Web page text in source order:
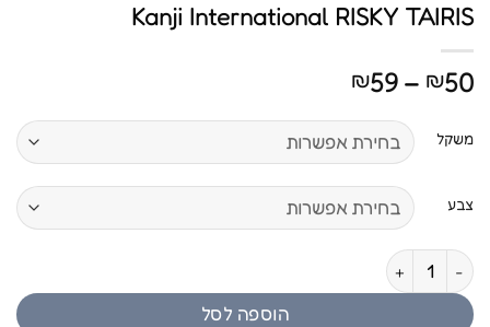
Kanji International RISKY TAIRIS
₪50
–
₪59
עד
משקל
צבע
כמות של Kanji International RISKY TAIRIS
הוספה לסל